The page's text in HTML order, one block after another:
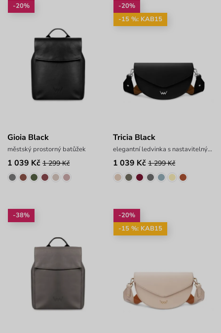
-20%
Gioia Black
městský prostorný batůžek
1 039 Kč 1 299 Kč
-20%
-15 %: KAB15
Tricia Black
elegantní ledvinka s nastavitelným popruhem
1 039 Kč 1 299 Kč
-38%
-20%
-15 %: KAB15